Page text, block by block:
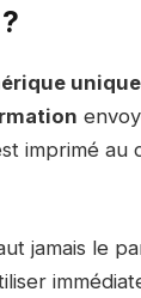
unique
imprimé au
jamais le